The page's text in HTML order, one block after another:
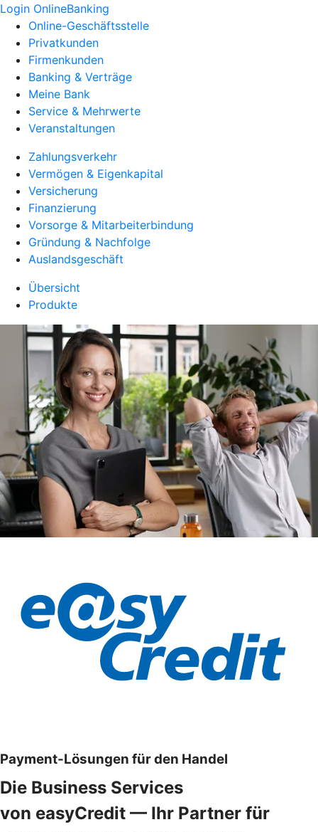
Login OnlineBanking
Online-Geschäftsstelle
Privatkunden
Firmenkunden
Banking & Verträge
Meine Bank
Service & Mehrwerte
Veranstaltungen
Zahlungsverkehr
Vermögen & Eigenkapital
Versicherung
Finanzierung
Vorsorge & Mitarbeiterbindung
Gründung & Nachfolge
Auslandsgeschäft
Übersicht
Produkte
Payment-Lösungen für den Handel
Die Business Services
von easyCredit — Ihr Partner für